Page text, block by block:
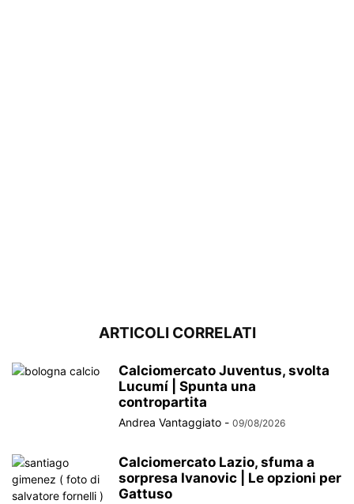
ARTICOLI CORRELATI
Calciomercato Juventus, svolta
Lucumí | Spunta una
contropartita
Andrea Vantaggiato - 09/08/2026
Calciomercato Lazio, sfuma a
sorpresa Ivanovic | Le opzioni per
Gattuso